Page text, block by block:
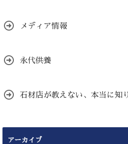
メディア情報
永代供養
石材店が教えない、本当に知
アーカイブ